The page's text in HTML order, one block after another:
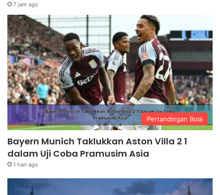
7 jam ago
Pertandingan Bola
Bayern Munich Taklukkan Aston Villa 2 1
dalam Uji Coba Pramusim Asia
1 hari ago